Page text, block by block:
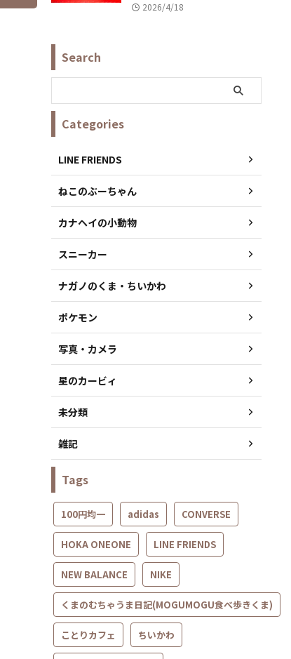
2026/4/18
Search
Categories
LINE FRIENDS
ねこのぶーちゃん
カナヘイの小動物
スニーカー
ナガノのくま・ちいかわ
ポケモン
写真・カメラ
星のカービィ
未分類
雑記
Tags
100円均一 adidas CONVERSE
HOKA ONEONE LINE FRIENDS
NEW BALANCE NIKE
くまのむちゃうま日記(MOGUMOGU食べ歩きくま)
ことりカフェ ちいかわ